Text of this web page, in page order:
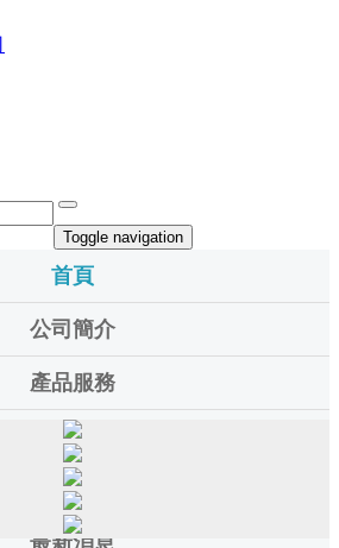
Toggle navigation
首頁
公司簡介
產品服務
線上詢價
技術支援
最新消息